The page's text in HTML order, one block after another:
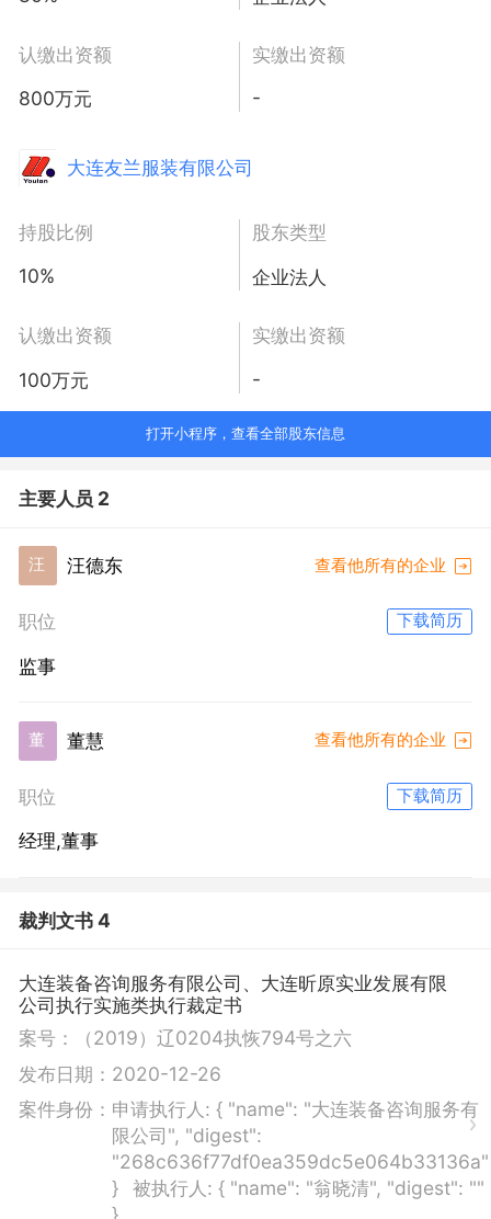
认缴出资额
800万元
实缴出资额
-
大连友兰服装有限公司
持股比例
10%
股东类型
企业法人
认缴出资额
100万元
实缴出资额
-
打开小程序，查看全部股东信息
主要人员 2
汪 汪德东 查看他所有的企业
职位 下载简历
监事
董 董慧 查看他所有的企业
职位 下载简历
经理,董事
裁判文书 4
大连装备咨询服务有限公司、大连昕原实业发展有限
公司执行实施类执行裁定书
案号：
（2019）辽0204执恢794号之六
发布日期： 2020-12-26
案件身份： 申请执行人: { "name": "大连装备咨询服务有
限公司", "digest":
"268c636f77df0ea359dc5e064b33136a"
}
被执行人: { "name": "翁晓清", "digest": ""
}